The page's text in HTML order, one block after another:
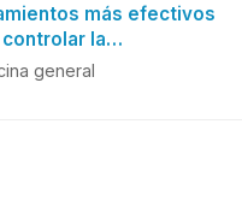
más efectivos
la
arterial
general